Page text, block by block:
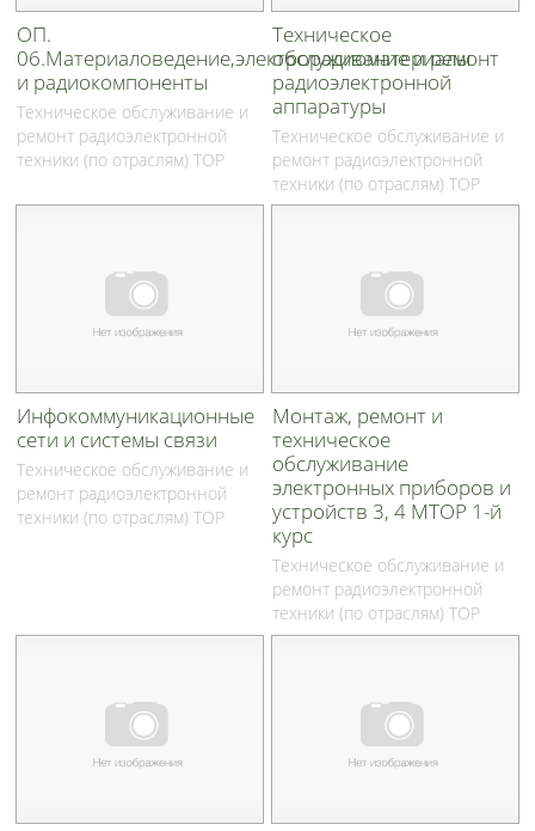
ОП.
06.Материаловедение,электрорадиоматериалы
и радиокомпоненты
Техническое обслуживание и
ремонт радиоэлектронной
техники (по отраслям) ТОР
Техническое
обслуживание и ремонт
радиоэлектронной
аппаратуры
Техническое обслуживание и
ремонт радиоэлектронной
техники (по отраслям) ТОР
Инфокоммуникационные
сети и системы связи
Техническое обслуживание и
ремонт радиоэлектронной
техники (по отраслям) ТОР
Монтаж, ремонт и
техническое
обслуживание
электронных приборов и
устройств 3, 4 МТОР 1-й
курс
Техническое обслуживание и
ремонт радиоэлектронной
техники (по отраслям) ТОР